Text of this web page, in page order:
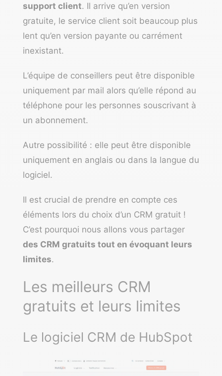
support client. Il arrive qu’en version
gratuite, le service client soit beaucoup plus
lent qu’en version payante ou carrément
inexistant.
L’équipe de conseillers peut être disponible
uniquement par mail alors qu’elle répond au
téléphone pour les personnes souscrivant à
un abonnement.
Autre possibilité : elle peut être disponible
uniquement en anglais ou dans la langue du
logiciel.
Il est crucial de prendre en compte ces
éléments lors du choix d’un CRM gratuit !
C’est pourquoi nous allons vous partager
des CRM gratuits tout en évoquant leurs
limites.
Les meilleurs CRM
gratuits et leurs limites
Le logiciel CRM de HubSpot